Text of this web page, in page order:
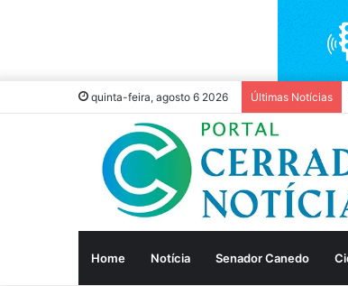
quinta-feira, agosto 6 2026 Últimas Notícias
Home Notícia Senador Canedo